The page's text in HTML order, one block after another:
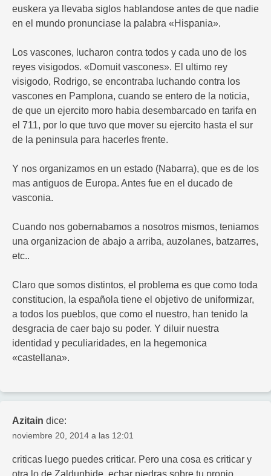
euskera ya llevaba siglos hablandose antes de que nadie
en el mundo pronunciase la palabra «Hispania».
Los vascones, lucharon contra todos y cada uno de los
reyes visigodos. «Domuit vascones». El ultimo rey
visigodo, Rodrigo, se encontraba luchando contra los
vascones en Pamplona, cuando se entero de la noticia,
de que un ejercito moro habia desembarcado en tarifa en
el 711, por lo que tuvo que mover su ejercito hasta el sur
de la peninsula para hacerles frente.
Y nos organizamos en un estado (Nabarra), que es de los
mas antiguos de Europa. Antes fue en el ducado de
vasconia.
Cuando nos gobernabamos a nosotros mismos, teniamos
una organizacion de abajo a arriba, auzolanes, batzarres,
etc..
Claro que somos distintos, el problema es que como toda
constitucion, la española tiene el objetivo de uniformizar,
a todos los pueblos, que como el nuestro, han tenido la
desgracia de caer bajo su poder. Y diluir nuestra
identidad y peculiaridades, en la hegemonica
«castellana».
Azitain dice:
noviembre 20, 2014 a las 12:01
criticas luego puedes criticar. Pero una cosa es criticar y
otra lo de Zaldunbide, echar piedras sobre tu propio